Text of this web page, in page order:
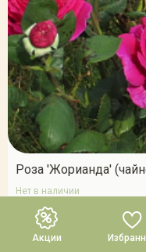
Акции
Роза 'Жорианда'
Нет в наличии